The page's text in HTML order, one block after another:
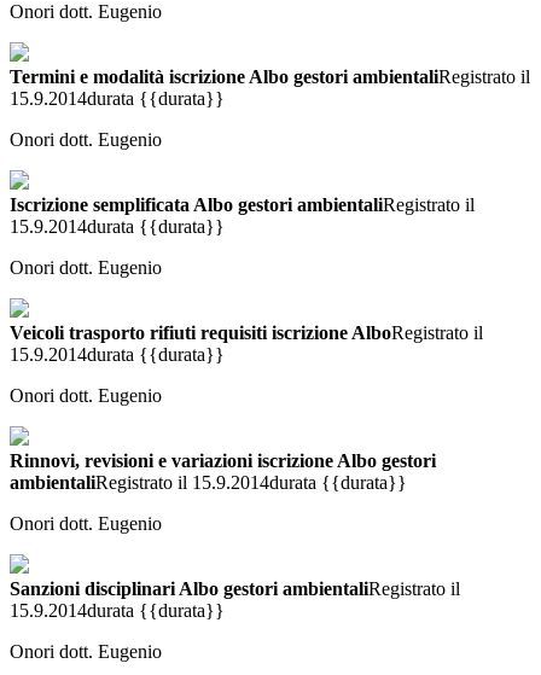
Onori dott. Eugenio
Termini e modalità iscrizione Albo gestori ambientaliRegistrato il
15.9.2014durata {{durata}}
Onori dott. Eugenio
Iscrizione semplificata Albo gestori ambientaliRegistrato il
15.9.2014durata {{durata}}
Onori dott. Eugenio
Veicoli trasporto rifiuti requisiti iscrizione AlboRegistrato il
15.9.2014durata {{durata}}
Onori dott. Eugenio
Rinnovi, revisioni e variazioni iscrizione Albo gestori
ambientaliRegistrato il 15.9.2014durata {{durata}}
Onori dott. Eugenio
Sanzioni disciplinari Albo gestori ambientaliRegistrato il
15.9.2014durata {{durata}}
Onori dott. Eugenio